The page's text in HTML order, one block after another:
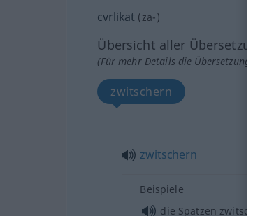
cvrlikat (za-)
Übersicht aller
(Für mehr Details die Übersetzung
zwitschern
zwitschern
Beispiele
die Spatzen zwitschern